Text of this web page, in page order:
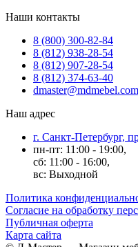
Наши контакты
8 (800) 300-82-84
8 (812) 938-28-54
8 (812) 907-28-54
8 (812) 374-63-40
dmaster@mdmebel.com
Наш адрес
г. Санкт-Петербург,
пн-пт: 11:00 - 19:00,
сб: 11:00 - 16:00,
вс: Выходной
Политика
Согласие на обработку
Публичная оферта
Карта сайта